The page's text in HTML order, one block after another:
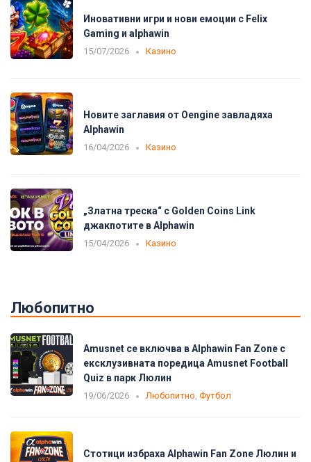
Иновативни игри и нови емоции с Felix
Gaming и alphawin
15/07/2026 Казино
Новите заглавия от Oengine завладяха
Alphawin
16/04/2026 Казино
„Златна треска“ с Golden Coins Link
джакпотите в Alphawin
15/04/2026 Казино
Любопитно
Amusnet се включва в Alphawin Fan Zone с
ексклузивната поредица Amusnet Football
Quiz в парк Люлин
19/06/2026 Любопитно Футбол
Стотици избраха Alphawin Fan Zone Люлин и